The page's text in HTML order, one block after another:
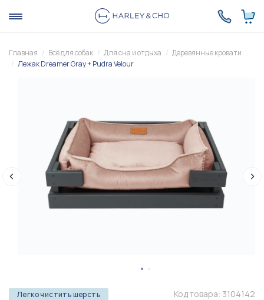
Главная Всё для собак Для сна и отдыха
Деревянные кровати
Лежак Dreamer Gray + Pudra Velour
Легко чистить шерсть Код товара: 3104142